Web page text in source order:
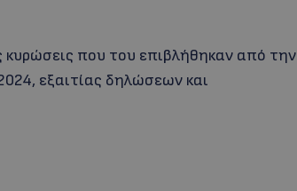
κυρώσεις που του επιβλήθηκαν από την
εξαιτίας δηλώσεων και